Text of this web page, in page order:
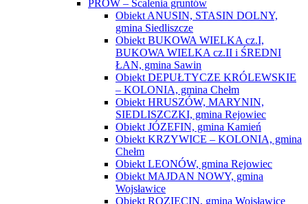
ŁAN, gmina Sawin
Obiekt DEPUŁTYCZE KRÓLEWSKIE
– KOLONIA, gmina Chełm
Obiekt HRUSZÓW, MARYNIN,
SIEDLISZCZKI, gmina Rejowiec
Obiekt JÓZEFIN, gmina Kamień
Obiekt KRZYWICE – KOLONIA, gmina
Chełm
Obiekt LEONÓW, gmina Rejowiec
Obiekt MAJDAN NOWY, gmina
Wojsławice
Obiekt ROZIĘCIN, gmina Wojsławice
Obiekt TROŚCIANKA, gmina
Wojsławice
Obiekt WIERZBICA, gmina Wierzbica
Obiekt WÓLKA CZUŁCZYCKA,